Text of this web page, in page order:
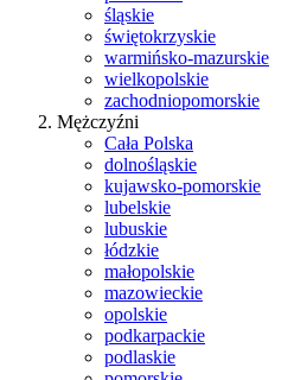
śląskie
świętokrzyskie
warmińsko-mazurskie
wielkopolskie
zachodniopomorskie
Mężczyźni
Cała Polska
dolnośląskie
kujawsko-pomorskie
lubelskie
lubuskie
łódzkie
małopolskie
mazowieckie
opolskie
podkarpackie
podlaskie